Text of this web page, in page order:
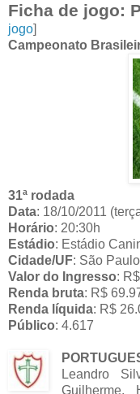
Ficha de jogo:
jogo]
Campeonato
31ª rodada
Data: 18/10/2011
Horário: 20:30h
Estádio: Estádio
Cidade/UF: São
Valor do Ingresso:
Renda bruta: R$
Renda líquida: R$
Público: 4.617
Leandro
Guilherme,